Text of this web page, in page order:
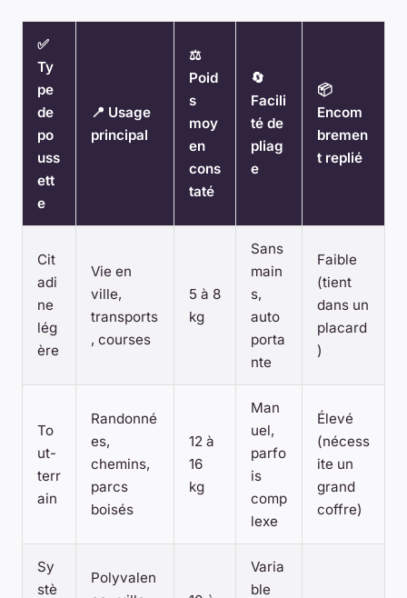
✅
Ty
pe
de
po
uss
ett
e
📍 Usage
principal
⚖️
Poid
s
moy
en
cons
taté
🔄
Facili
té de
pliag
e
📦
Encom
bremen
t replié
Cit
adi
ne
lég
ère
Vie en
ville,
transports
, courses
5 à 8
kg
Sans
main
s,
auto
porta
nte
Faible
(tient
dans un
placard
)
To
ut-
terr
ain
Randonné
es,
chemins,
parcs
boisés
12 à
16
kg
Man
uel,
parfo
is
comp
lexe
Élevé
(nécess
ite un
grand
coffre)
Sy
stè
Polyvalen
Varia
ble